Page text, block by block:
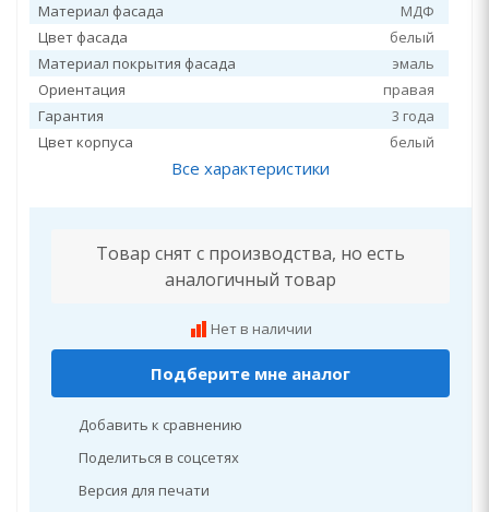
Материал фасада
МДФ
Цвет фасада
белый
Материал покрытия фасада
эмаль
Ориентация
правая
Гарантия
3 года
Цвет корпуса
белый
Все характеристики
Товар снят с производства, но есть
аналогичный товар
Нет в наличии
Подберите мне аналог
Добавить к сравнению
Поделиться в соцсетях
Версия для печати